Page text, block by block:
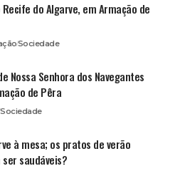
Recife do Algarve, em Armação de
Sociedade
Nossa Senhora dos Navegantes
de Pêra
Sociedade
à mesa; os pratos de verão
saudáveis?